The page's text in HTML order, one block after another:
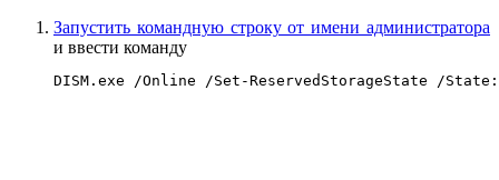
Запустить командную строку от имени администратора
и ввести команду
DISM.exe /Online /Set-ReservedStorageState /